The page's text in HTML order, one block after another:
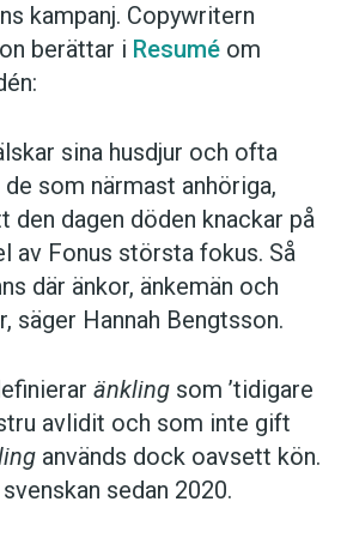
kampanj. Copywritern
berättar i Resumé om
sina husdjur och ofta
de som närmast anhöriga,
den dagen döden knackar på
av Fonus största fokus. Så
där änkor, änkemän och
säger Hannah Bengtsson.
änkling som ’tidigare
av­lidit och som inte gift
används dock oavsett kön.
sedan 2020.